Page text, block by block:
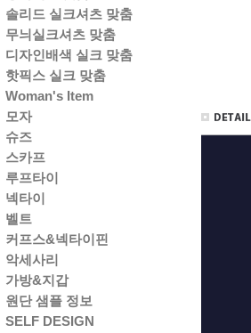
솔리드 실크셔츠 맞춤
무늬실크셔츠 맞춤
디자인배색 실크 맞춤
핫픽스 실크 맞춤
Woman's Item
모자
슈즈
스카프
루프타이
넥타이
벨트
커프스&넥타이핀
악세사리
가방&지갑
원단 샘플 정보
SELF DESIGN